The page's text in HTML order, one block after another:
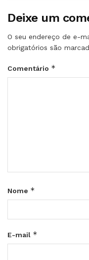
Deixe um
O seu endereço de e-
obrigatórios são
Comentário *
Nome *
E-mail *